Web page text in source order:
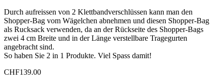
Durch aufreissen von 2 Klettbandverschlüssen kann man den
Shopper-Bag vom Wägelchen abnehmen und diesen Shopper-Bag
als Rucksack verwenden, da an der Rückseite des Shopper-Bags
zwei 4 cm Breite und in der Länge verstellbare Tragegurten
angebracht sind.
So haben Sie 2 in 1 Produkte. Viel Spass damit!
CHF139.00